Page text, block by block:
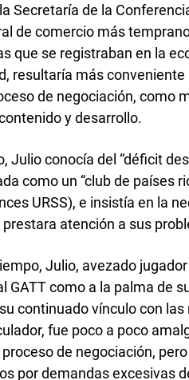
Secretaría de la
de comercio más
que se registraban en la
resultaría más
de negociación, como
y desarrollo.
Julio conocía del “déficit
como un “club de países
URSS), e insistía en la
atención a sus
Julio, avezado
GATT como a la palma de
continuado vínculo con
fue poco a poco
de negociación,
por demandas excesivas